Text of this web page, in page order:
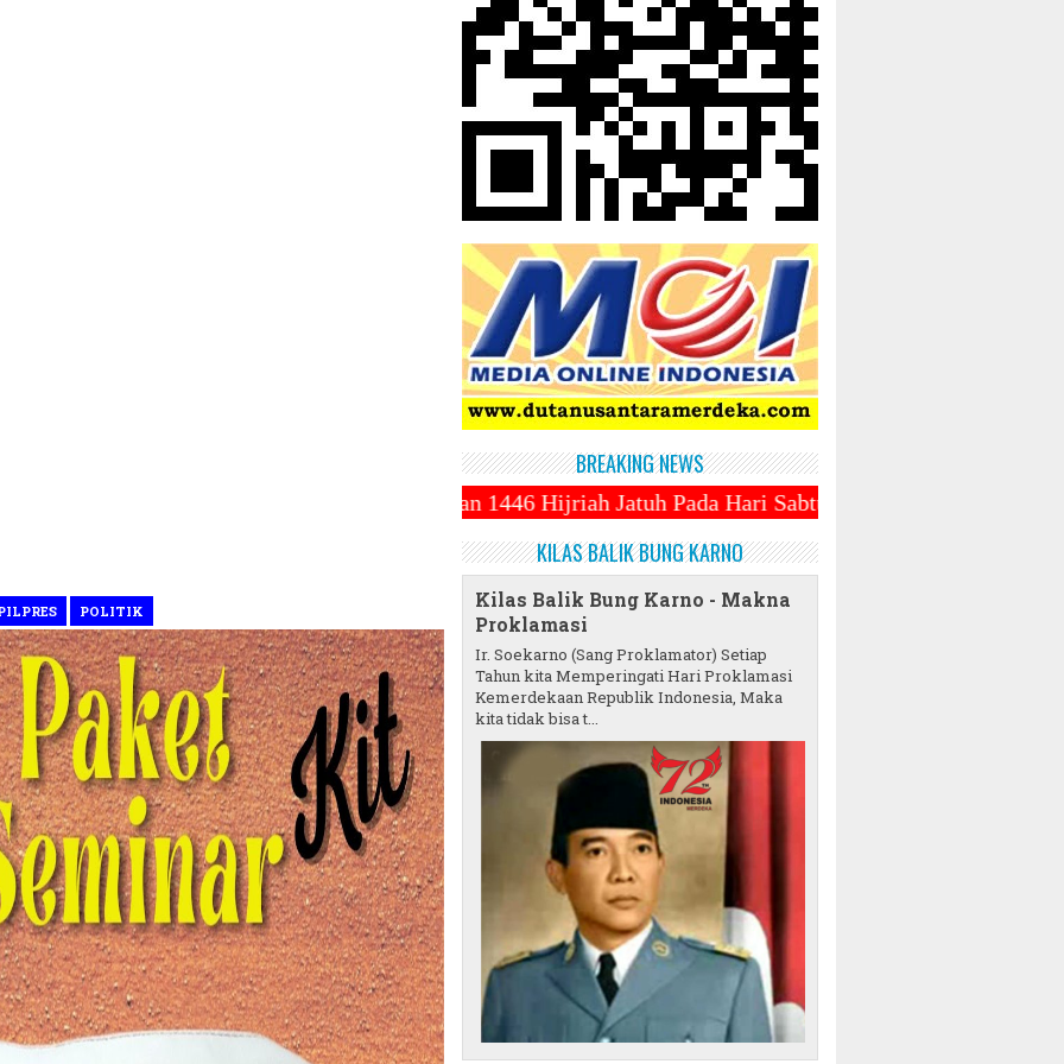
POLITIK
BREAKING NEWS
Tetapkan 1 Ramadhan 1446 Hijriah Jatuh Pada Hari Sabtu 1 Maret 2025 ~||~ 1 Syawal Jatuh
KILAS BALIK BUNG KARNO
Kilas Balik Bung Karno - Makna
Proklamasi
Ir. Soekarno (Sang Proklamator) Setiap
Tahun kita Memperingati Hari Proklamasi
Kemerdekaan Republik Indonesia, Maka
kita tidak bisa t...